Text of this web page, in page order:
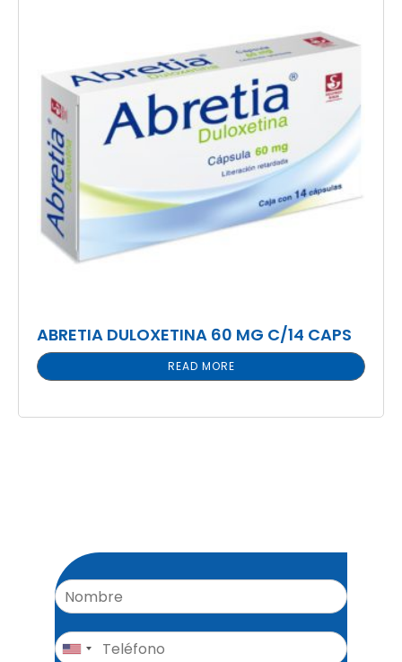
ABRETIA DULOXETINA 60 MG C/14 CAPS
READ MORE